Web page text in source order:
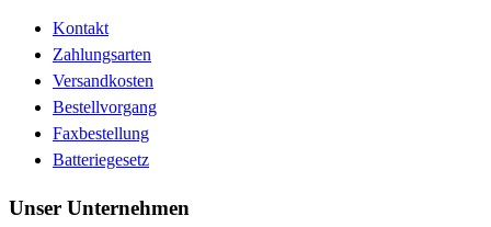
Kontakt
Zahlungsarten
Versandkosten
Bestellvorgang
Faxbestellung
Batteriegesetz
Unser Unternehmen